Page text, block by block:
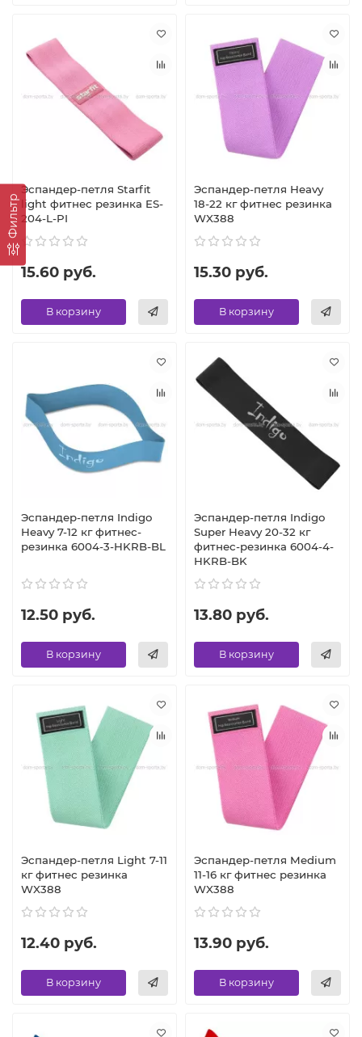
Фильтр
Эспандер-петля Starfit
light фитнес резинка ES-
204-L-PI
15.60 руб.
В корзину
Эспандер-петля Heavy
18-22 кг фитнес резинка
WX388
15.30 руб.
В корзину
Эспандер-петля Indigo
Heavy 7-12 кг фитнес-
резинка 6004-3-HKRB-BL
12.50 руб.
В корзину
Эспандер-петля Indigo
Super Heavy 20-32 кг
фитнес-резинка 6004-4-
HKRB-BK
13.80 руб.
В корзину
Эспандер-петля Light 7-11
кг фитнес резинка
WX388
12.40 руб.
В корзину
Эспандер-петля Medium
11-16 кг фитнес резинка
WX388
13.90 руб.
В корзину